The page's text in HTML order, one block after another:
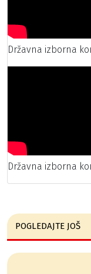
Državna izborna
Državna izborna
POGLEDAJTE JOŠ